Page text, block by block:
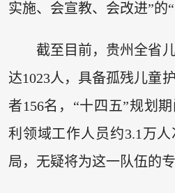
实施、会宣教、会改进”的“
截至目前，贵州全省
达1023人，具备孤残儿童
者156名，“十四五”规划
利领域工作人员约3.1万
局，无疑将为这一队伍的